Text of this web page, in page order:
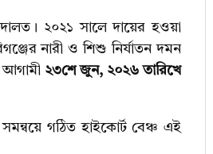
২০২১ সালে দায়ের হওয়া
নারী ও শিশু নির্যাতন দমন
আগামী ২৩শে জুন, ২০২৬ তারিখে
গঠিত হাইকোর্ট বেঞ্চ এই